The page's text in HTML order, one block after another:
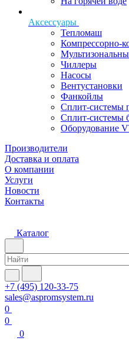
Аксессуары
Тепломаш
Компрессорно-
Чиллеры
Насосы
Вентустановки
Фанкойлы
Сплит-системы
Сплит-системы
Оборудование
Производители
Доставка и оплата
О компании
Услуги
Новости
Контакты
Каталог
+7 (495) 120-33-75
sales@aspromsystem.ru
0
0
0